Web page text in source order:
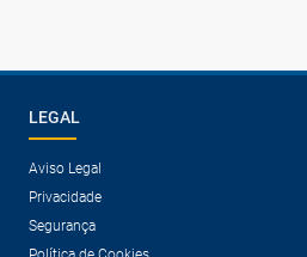
LEGAL
Aviso Legal
Privacidade
Segurança